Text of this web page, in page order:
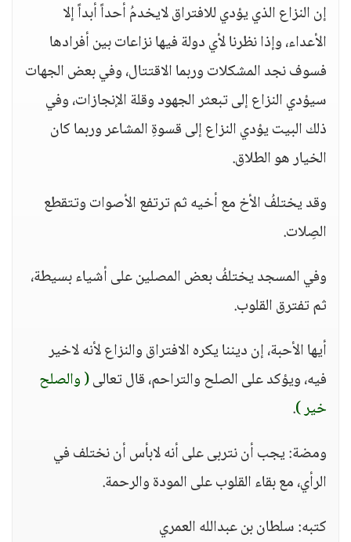
إن النزاع الذي يؤدي للافتراق لايخدمُ أحداً أبداً إلا
الأعداء، وإذا نظرنا لأي دولة فيها نزاعات بين أفرادها
فسوف نجد المشكلات وربما الاقتتال، وفي بعض الجهات
سيؤدي النزاع إلى تبعثر الجهود وقلة الإنجازات، وفي
ذلك البيت يؤدي النزاع إلى قسوةِ المشاعر وربما كان
الخيار هو الطلاق.
وقد يختلفُ الأخ مع أخيه ثم ترتفع الأصوات وتتقطع
الصِلات.
وفي المسجد يختلفُ بعض المصلين على أشياء بسيطة،
ثم تفترق القلوب.
أيها الأحبة، إن ديننا يكره الافتراق والنزاع لأنه لاخير
فيه، ويؤكد على الصلح والتراحم، قال تعالى( والصلح
خير ).
ومضة: يجب أن نتربى على أنه لابأس أن نختلف في
الرأي، مع بقاء القلوب على المودة والرحمة.
كتبه: سلطان بن عبدالله العمري